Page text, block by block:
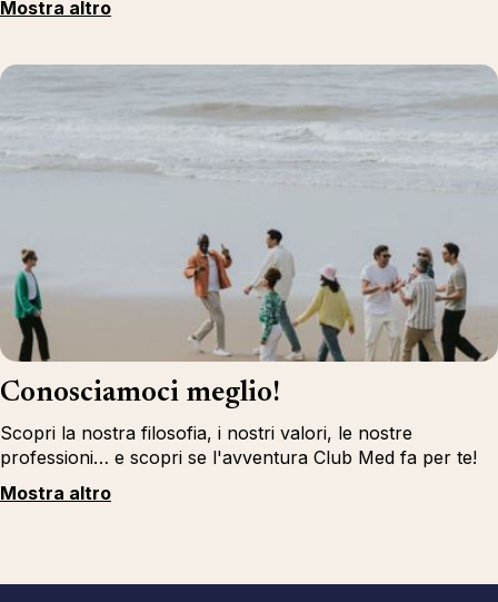
Mostra altro
Conosciamoci meglio!
Scopri la nostra filosofia, i nostri valori, le nostre
professioni… e scopri se l'avventura Club Med fa per te!
Mostra altro